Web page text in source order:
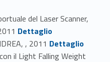
del Laser Scanner,
Link identifier #identifier_person_107023-43
Dettaglio
, 2011 Link identifier #identifier_person_168299-44
Dettaglio
il Light Falling Weight